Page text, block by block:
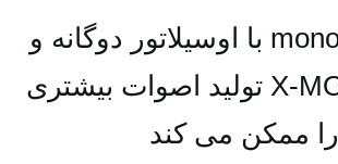
monotron DUO با اوسیلاتور دوگانه و
امکانات X-MOD تولید اصوات بیشتری
را ممکن می کند